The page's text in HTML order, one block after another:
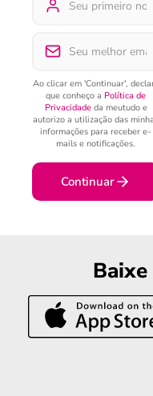
Ao clicar em 'Continuar',
que conheço a Política de
Privacidadeda meutudo e
autorizo a utilização das
informações para receber e-
mails e notificações.
Continuar